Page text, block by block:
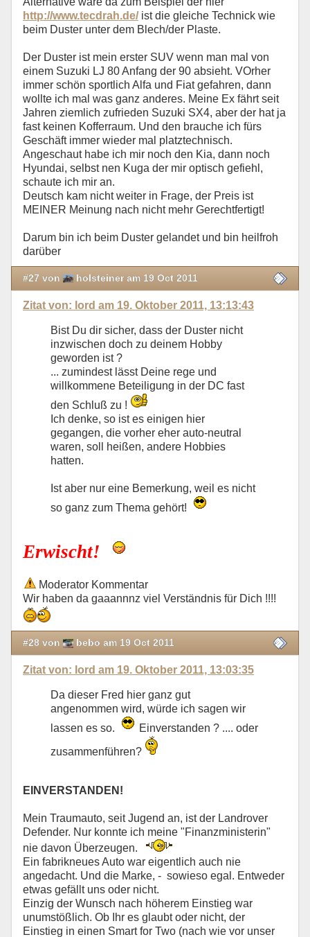
http://www.tecdrah.de/ist die gleiche Technick wie
beim Duster unter dem Blech/der Plaste.
Der Duster ist mein erster SUV wenn man mal von
einem Suzuki LJ 80 Anfang der 90 absieht. VOrher
immer schön sportlich Alfa und Fiat gefahren, dann
wollte ich mal was ganz anderes. Meine Ex fährt seit
Jahren ziemlich zufrieden Suzuki SX4, aber der hat ja
fast keinen Kofferraum. Und den brauche ich fürs
Geschäft immer wieder mal platztechnisch.
Angeschaut habe ich mir noch den Kia, dann noch
Hyundai, selbst nen Kuga der mir optisch gefiehl,
schaute ich mir an.
Deutsch kam nicht weiter in Frage, der Preis ist
MEINER Meinung nach nicht mehr Gerechtfertigt!
Darum bin ich beim Duster gelandet und bin heilfroh
darüber
#27 von holsteiner am 19 Oct 2011
Zitat von: lord am 19. Oktober 2011, 13:13:43
Bist Du dir sicher, dass der Duster nicht
inzwischen doch zu deinem Hobby
geworden ist ?
... zumindest lässt Deine rege und
willkommene Beteiligung in der DC fast
den Schluß zu !
Ich denke, so ist es einigen hier
gegangen, die vorher eher auto-neutral
waren, soll heißen, andere Hobbies
hatten.
Ist aber nur eine Bemerkung, weil es nicht
so ganz zum Thema gehört!
Erwischt!
Moderator Kommentar
Wir haben da gaaannnz viel Verständnis für Dich !!!!
#28 von bebo am 19 Oct 2011
Zitat von: lord am 19. Oktober 2011, 13:03:35
Da dieser Fred hier ganz gut
angenommen wird, würde ich sagen wir
lassen es so.
Einverstanden ? .... oder
zusammenführen?
EINVERSTANDEN!
Mein Traumauto, seit Jugend an, ist der Landrover
Defender. Nur konnte ich meine "Finanzministerin"
nie davon Überzeugen.
Ein fabrikneues Auto war eigentlich auch nie
angedacht. Und die Marke, - sowieso egal. Entweder
etwas gefällt uns oder nicht.
Einzig der Wunsch nach höherem Einstieg war
unumstößlich. Ob Ihr es glaubt oder nicht, der
Einstieg in einen Smart for Two (nach wie vor unser